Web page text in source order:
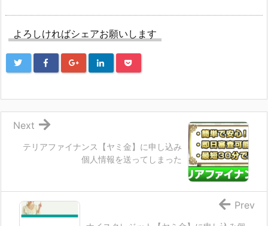
よろしければシェアお願いします
テリアファイナンス【ヤミ金】に申し込み
個人情報を送ってしまった
Next
Prev